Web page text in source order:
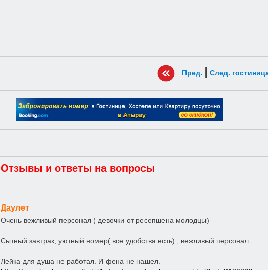
Пред. | След.
Отзывы и ответы на вопросы
Даулет
Очень вежливый персонал ( девочки от ресепшена молодцы)
Сытный завтрак, уютный номер( все удобства есть) , вежливый персонал.
Лейка для душа не работал. И фена не нашел.